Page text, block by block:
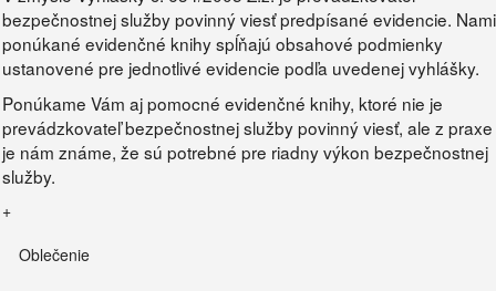
bezpečnostnej služby povinný viesť predpísané evidencie. Nami
ponúkané evidenčné knihy spĺňajú obsahové podmienky
ustanovené pre jednotlivé evidencie podľa uvedenej vyhlášky.
Ponúkame Vám aj pomocné evidenčné knihy, ktoré nie je
prevádzkovateľ bezpečnostnej služby povinný viesť, ale z praxe
je nám známe, že sú potrebné pre riadny výkon bezpečnostnej
služby.
+
Oblečenie